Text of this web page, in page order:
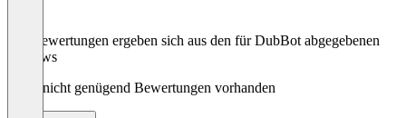
Die Bewertungen ergeben sich aus den für DubBot abgegebenen
Reviews
Noch nicht genügend Bewertungen vorhanden